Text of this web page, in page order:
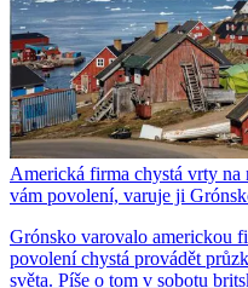
Americká firma chystá vrty na
vám povolení, varuje ji
Grónsko varovalo americkou
povolení chystá provádět
světa. Píše o tom v sobotu